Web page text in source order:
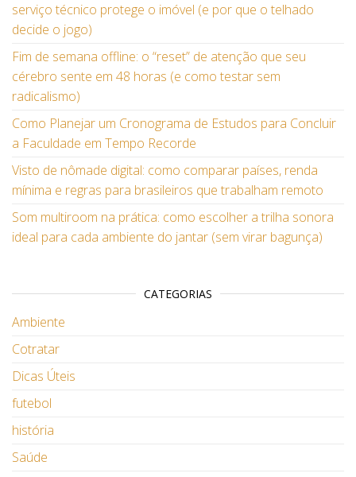
serviço técnico protege o imóvel (e por que o telhado
decide o jogo)
Fim de semana offline: o “reset” de atenção que seu
cérebro sente em 48 horas (e como testar sem
radicalismo)
Como Planejar um Cronograma de Estudos para Concluir
a Faculdade em Tempo Recorde
Visto de nômade digital: como comparar países, renda
mínima e regras para brasileiros que trabalham remoto
Som multiroom na prática: como escolher a trilha sonora
ideal para cada ambiente do jantar (sem virar bagunça)
CATEGORIAS
Ambiente
Cotratar
Dicas Úteis
futebol
história
Saúde